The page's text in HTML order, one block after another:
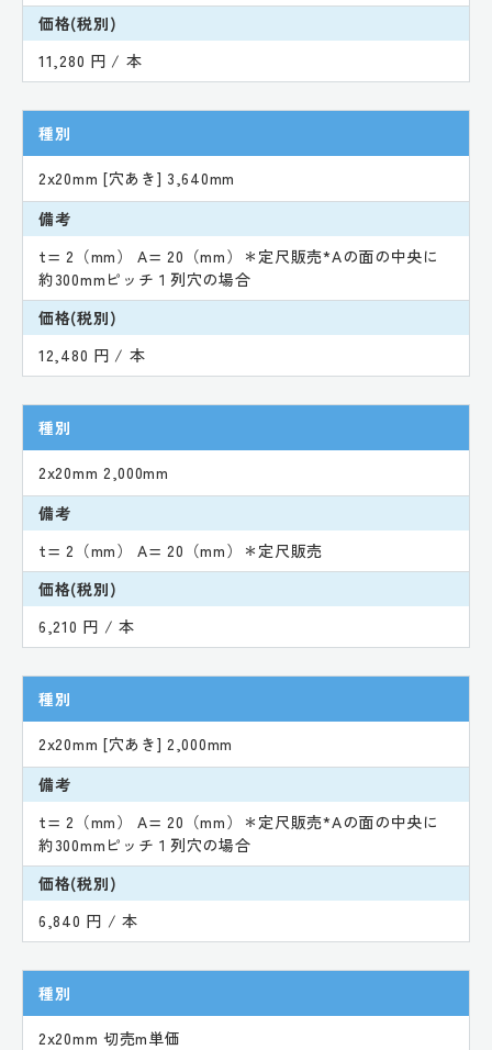
価格(税別)
11,280 円 / 本
種別
2x20mm [穴あき] 3,640mm
備考
t= 2（mm） A= 20（mm）＊定尺販売*Aの面の中央に
約300mmピッチ１列穴の場合
価格(税別)
12,480 円 / 本
種別
2x20mm 2,000mm
備考
t= 2（mm） A= 20（mm）＊定尺販売
価格(税別)
6,210 円 / 本
種別
2x20mm [穴あき] 2,000mm
備考
t= 2（mm） A= 20（mm）＊定尺販売*Aの面の中央に
約300mmピッチ１列穴の場合
価格(税別)
6,840 円 / 本
種別
2x20mm 切売m単価